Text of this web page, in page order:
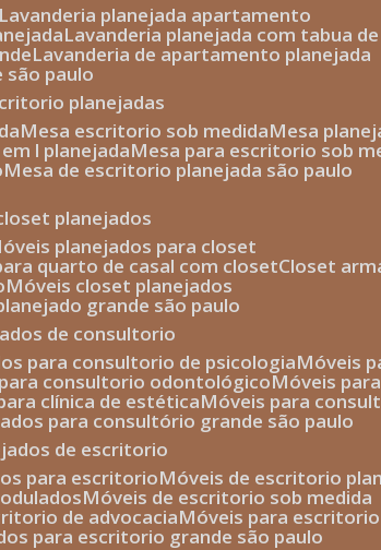
lavanderia planejada apartamento
lavanderia planejada com tabua
lavanderia de apartamento planejada
são paulo
planejadas
mesa escritorio sob medida mesa
em l planejada mesa para escritorio sob
mesa de escritorio planejada são paulo
closet planejados
móveis planejados para closet
quarto de casal com closet closet
móveis closet planejados
grande são paulo
de consultorio
para consultorio de psicologia móveis
para consultorio odontológico móveis
clínica de estética móveis para
para consultório grande são paulo
de escritorio
para escritorio móveis de escritorio
móveis de escritorio sob medida
de advocacia móveis para
para escritorio grande são paulo